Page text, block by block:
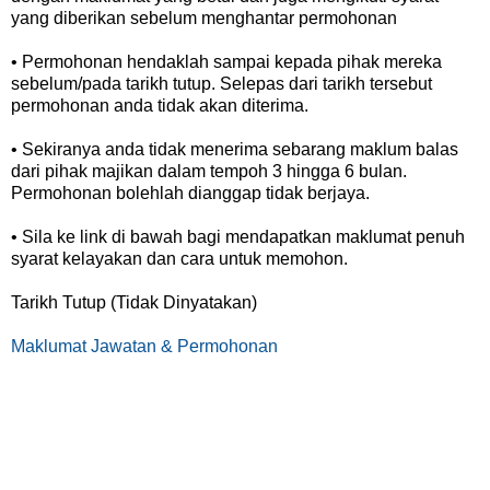
yang diberikan sebelum menghantar permohonan
• Permohonan hendaklah sampai kepada pihak mereka
sebelum/pada tarikh tutup. Selepas dari tarikh tersebut
permohonan anda tidak akan diterima.
• Sekiranya anda tidak menerima sebarang maklum balas
dari pihak majikan dalam tempoh 3 hingga 6 bulan.
Permohonan bolehlah dianggap tidak berjaya.
• Sila ke link di bawah bagi mendapatkan maklumat penuh
syarat kelayakan dan cara untuk memohon.
Tarikh Tutup (Tidak Dinyatakan)
Maklumat Jawatan & Permohonan